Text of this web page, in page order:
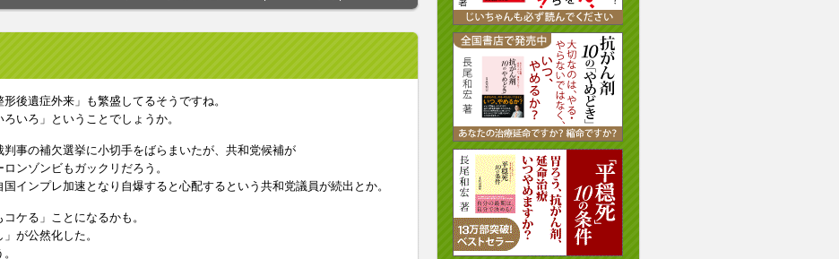
後遺症外来」も繁盛してるそうですね。
いろ」ということでしょうか。
事の補欠選挙に小切手をばらまいたが、共和党候補が
ンゾンビもガックリだろう。
インプレ加速となり自爆すると心配するという共和党議員が続出とか。
ケる」ことになるかも。
が公然化した。